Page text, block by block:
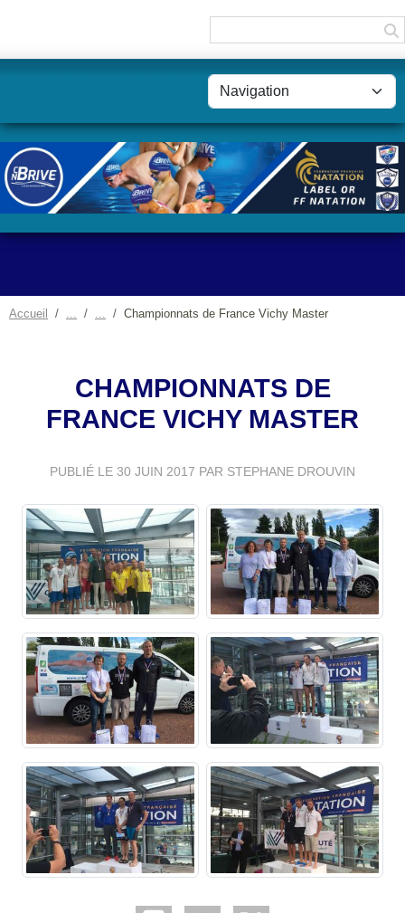
Accueil Championnats de France Vichy Master
CHAMPIONNATS DE
FRANCE VICHY MASTER
PUBLIÉ LE 30 JUIN 2017 PAR STEPHANE DROUVIN